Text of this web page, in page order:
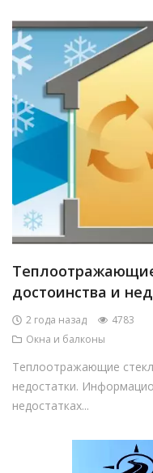
достоинства и
2 года назад
4783
Окна и балконы
Теплоотражающие
недостатки.
недостатках...